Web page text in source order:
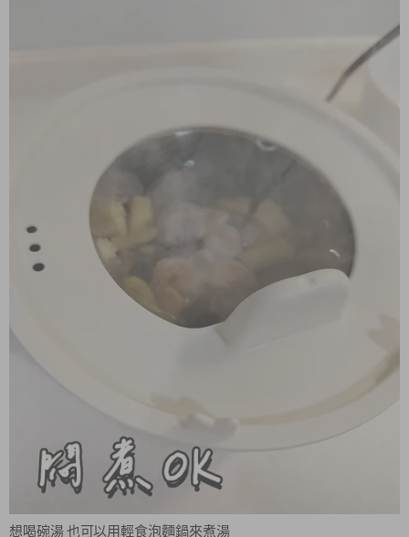
想喝碗湯 也可以用輕食泡麵鍋來煮湯